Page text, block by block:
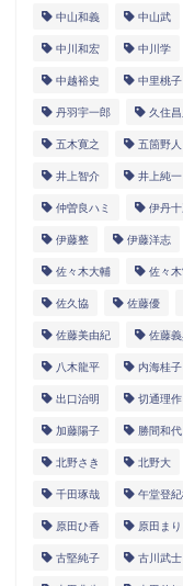
中山和義 中山武
中川和宏 中川学
中越裕史 中里桃子
丹羽宇一郎 久住昌
五木寛之 五箇野人
井上智介 井上純一
仲曽良ハミ 伊丹十
伊藤整 伊藤洋志
佐々木大輔 佐々
佐久協 佐藤優
佐藤美由紀 佐藤
八木龍平 内海桂子
出口治明 切通理作
加藤陽子 勝間和代
北野さき 北野大
千田琢哉 午堂登
原田ひ香 原田まり
古堅純子 古川武士